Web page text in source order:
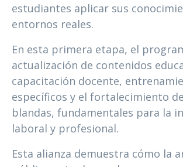
estudiantes aplicar sus
entornos reales.
En esta primera etapa, el
actualización de contenidos
capacitación docente,
específicos y el fortalecimiento
blandas, fundamentales para la
laboral y profesional.
Esta alianza demuestra cómo la